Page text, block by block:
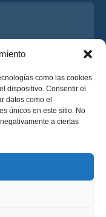
como las cookies
dispositivo. Consentir el
datos como el
únicos en este sitio. No
a ciertas